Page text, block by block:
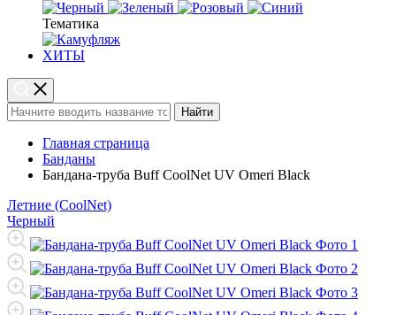
Тематика
ХИТЫ
Найти
Главная страница
Банданы
Бандана-труба Buff CoolNet UV Omeri Black
Летние (CoolNet)
Черный